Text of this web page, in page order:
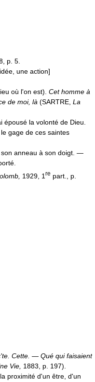
p. 5.
une action]
où l'on est). Cet homme à
de moi, là (SARTRE, La
la volonté de Dieu.
gage de ces saintes
anneau à son doigt. —
1929, 1 re part., p.
Cette. — Qué qui faisaient
Vie, 1883, p. 197).
proximité d'un être, d'un